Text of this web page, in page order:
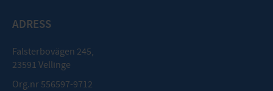
ADRESS
Falsterbovägen 245,
23591 Vellinge
Org.nr 556597-9712